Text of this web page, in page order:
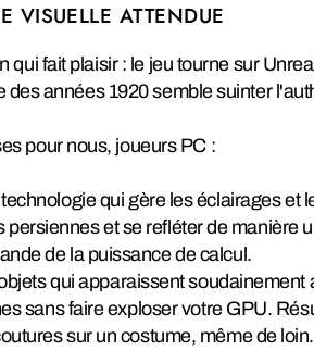
VISUELLE ATTENDUE
fait plaisir : le jeu tourne sur
des années 1920 semble suinter
pour nous, joueurs PC :
qui gère les éclairages et
persiennes et se refléter de manière
de la puissance de calcul.
qui apparaissent
sans faire exploser votre GPU.
sur un costume, même de loin.